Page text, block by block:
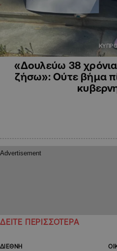
«Δουλεύω 38
ζήσω»: Ούτε βήμα
ΔΕΙΤΕ ΠΕΡΙΣΣΟΤΕΡΑ
ΔΙΕΘΝΗ